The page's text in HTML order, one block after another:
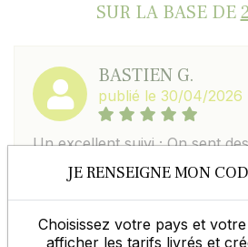
SUR LA BASE DE
BASTIEN G.
publié le 30/04/2026
Un excellent suivi ; On sent
sincerement à faciliter les
elles rendent plus humain le
A encourager
JE RENSEIGNE MON
Choisissez votre pays et
afficher les tarifs livrés et